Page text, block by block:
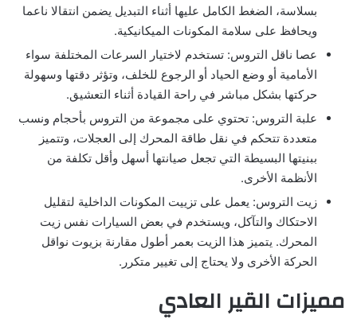
بسلاسة، الضغط الكامل عليها أثناء التبديل يضمن انتقالا ناعما
ويحافظ على سلامة المكونات الميكانيكية.
عصا ناقل التروس: تستخدم لاختيار السرعات المختلفة سواء
الأمامية أو وضع الحياد أو الرجوع للخلف، وتؤثر دقتها وسهولة
حركتها بشكل مباشر في راحة القيادة أثناء التعشيق.
علبة التروس: تحتوي على مجموعة من التروس بأحجام ونسب
متعددة تتحكم في نقل طاقة المحرك إلى العجلات، وتتميز
ببنيتها البسيطة التي تجعل صيانتها أسهل وأقل تكلفة من
الأنظمة الأخرى.
زيت التروس: يعمل على تزييت المكونات الداخلية لتقليل
الاحتكاك والتآكل، ويستخدم في بعض السيارات نفس زيت
المحرك. يتميز هذا الزيت بعمر أطول مقارنة بزيوت نواقل
الحركة الأخرى ولا يحتاج إلى تغيير متكرر.
مميزات القير العادي